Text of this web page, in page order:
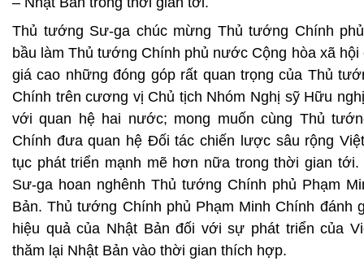
Thủ tướng Sư-ga chúc mừng Thủ tướng Chính
bầu làm Thủ tướng Chính phủ nước Cộng hòa xã
giá cao những đóng góp rất quan trọng của Thủ
Chính trên cương vị Chủ tịch Nhóm Nghị sỹ Hữu
với quan hệ hai nước; mong muốn cùng Thủ
Chính đưa quan hệ Đối tác chiến lược sâu rộng
tục phát triển mạnh mẽ hơn nữa trong thời gian
Sư-ga hoan nghênh Thủ tướng Chính phủ Phạm
Bản. Thủ tướng Chính phủ Phạm Minh Chính đánh
hiệu quả của Nhật Bản đối với sự phát triển của
thăm lại Nhật Bản vào thời gian thích hợp.